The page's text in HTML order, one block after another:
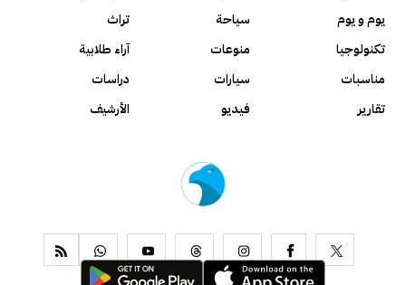
يوم و يوم
سياحة
تراث
تكنولوجيا
منوعات
آراء طلابية
مناسبات
سيارات
دراسات
تقارير
فيديو الأرشيف